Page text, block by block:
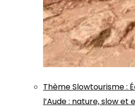
ThèmeSlowtourisme:
l’Aude : nature, slow